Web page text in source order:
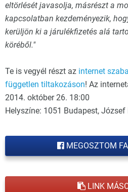
eltörlését javasolja, másrészt a
kapcsolatban kezdeményezik,
kerüljön ki a járulékfizetés alá
köréből."
Te is vegyél részt az internet
független tiltakozáson! Az
2014. október 26. 18:00
Helyszíne: 1051 Budapest, József
MEGOSZTOM
LINK